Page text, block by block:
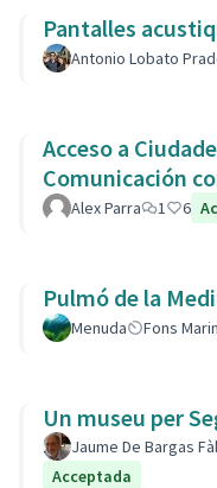
Pantalles
Antonio Lobato
Acceso a
Comunicación
Alex Parra 1 6
Pulmó de la
Menuda Fons
Un museu per
Jaume De Bargas
Acceptada